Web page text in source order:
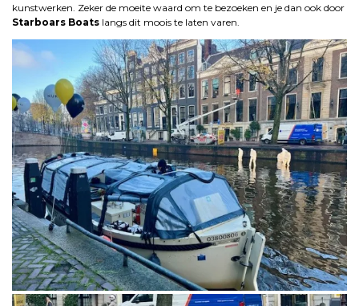
kunstwerken. Zeker de moeite waard om te bezoeken en je dan ook door
Starboars Boats langs dit moois te laten varen.